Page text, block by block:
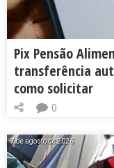
Pix Pensão
transferência
como solicitar
0
7 de agosto de 2026